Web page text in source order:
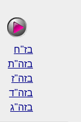
בז"ח
בזה"ת
בזה"ז
בזה"ד
בזה"ג